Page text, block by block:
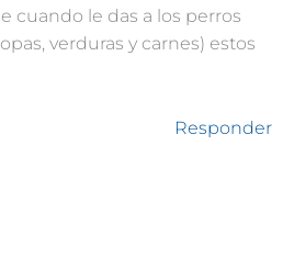
cuando le das a los perros
verduras y carnes) estos
Responder